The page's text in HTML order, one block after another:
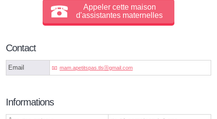
Appeler cette maison
d'assistantes maternelles
Contact
Email mam.apetitspas.tlsⓐgmail.com
Informations